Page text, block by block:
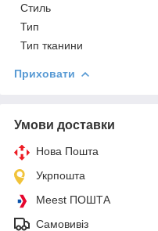
Стиль
Тип
Тип тканини
Приховати
Умови доставки
Нова Пошта
Укрпошта
Meest ПОШТА
Самовивіз